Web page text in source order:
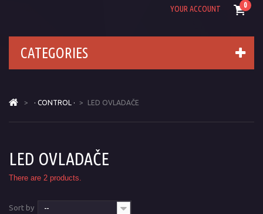
0
YOUR ACCOUNT
CATEGORIES
> · CONTROL · > LED OVLADAČE
LED OVLADAČE
There are 2 products.
Sort by --